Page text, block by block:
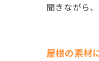
聞きながら
屋根の素材